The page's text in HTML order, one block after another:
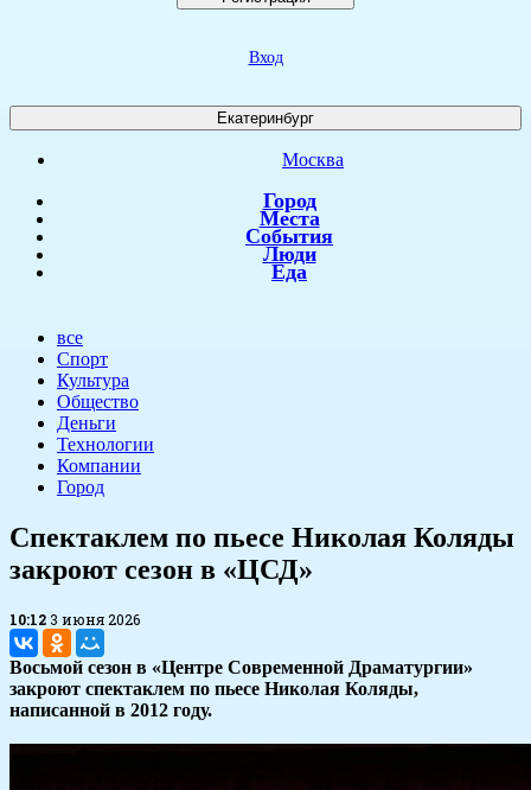
Вход
Екатеринбург
Москва
Город
Места
События
Люди
Еда
все
Спорт
Культура
Общество
Деньги
Технологии
Компании
Город
​Спектаклем по пьесе Николая Коляды
закроют сезон в «ЦСД»
10:12 3 июня 2026
Восьмой сезон в «Центре Современной Драматургии»
закроют спектаклем по пьесе Николая Коляды,
написанной в 2012 году.